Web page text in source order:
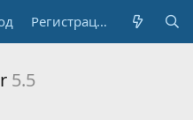
Регистрация
5.5